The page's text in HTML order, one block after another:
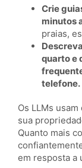
Crie
minutos
praias,
quarto e
telefone.
Os LLMs
sua
Quanto mais
em resposta a